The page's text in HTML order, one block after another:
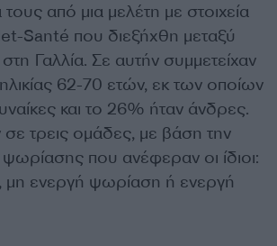
από μια μελέτη με στοιχεία
Santé που διεξήχθη μεταξύ
Γαλλία. Σε αυτήν συμμετείχαν
62-70 ετών, εκ των οποίων
και το 26% ήταν άνδρες.
σε τρεις ομάδες, με βάση την
που ανέφεραν οι ίδιοι:
μη ενεργή ψωρίαση ή ενεργή